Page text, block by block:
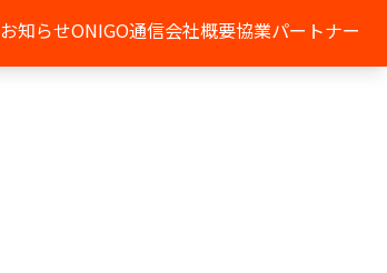
お知らせONIGO通信会社概要協業パートナー